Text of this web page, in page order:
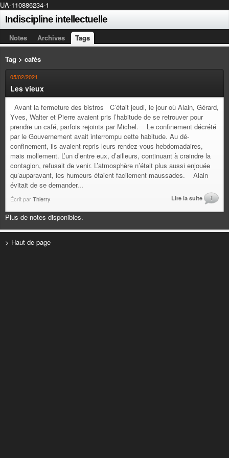
UA-110886234-1
Indiscipline intellectuelle
Notes Archives Tags
Tag > cafés
05/02/2021
Les vieux
Avant la fermeture des bistros C’était jeudi, le jour où Alain, Gérard,
Yves, Walter et Pierre avaient pris l’habitude de se retrouver pour
prendre un café, parfois rejoints par Michel. Le confinement décrété
par le Gouvernement avait interrompu cette habitude. Au dé-
confinement, ils avaient repris leurs rendez-vous hebdomadaires,
mais mollement. L’un d’entre eux, d’ailleurs, continuant à craindre la
contagion, refusait de venir. L’atmosphère n’était plus aussi enjouée
qu’auparavant, les humeurs étaient facilement maussades. Alain
évitait de se demander...
Écrit parThierry Lire la suite 1
Plus de notes disponibles.
> Haut de page